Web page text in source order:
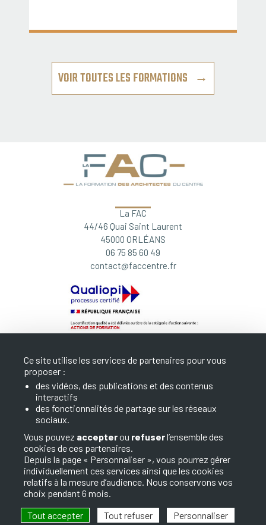
VOIR TOUTES LES FORMATIONS →
La FAC
44/46 Quai Saint Laurent
45000 ORLÉANS
06 75 85 60 49
contact@faccentre.fr
LA FAC
NOS FORMATIONS
INFOS ET CONTACT
Ce site utilise les services de partenaires pour vous
proposer :
des vidéos, des publications et des contenus
interactifs
des fonctionnalités de partage sur les réseaux
sociaux.
Vous pouvez accepterou refuserl’ensemble des
cookies de ces partenaires.
Depuis la page « Personnaliser », vous pourrez gérer
individuellement ces services ainsi que les cookies
relatifs à la mesure d’audience. Nous conservons vos
choix pendant 6 mois.
Tout accepter
Tout refuser Personnaliser